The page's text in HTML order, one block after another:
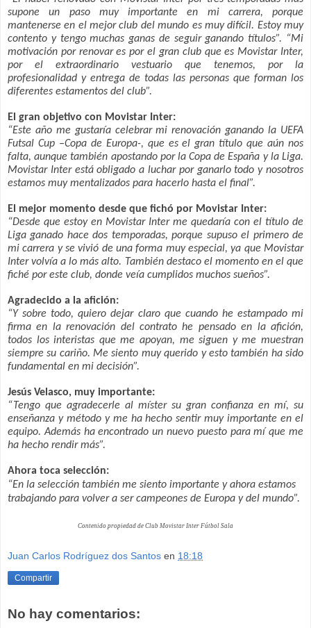
supone un paso muy importante en mi carrera, porque
mantenerse en el mejor club del mundo es muy difícil. Estoy muy
contento y tengo muchas ganas de seguir ganando títulos”. “Mi
motivación por renovar es por el gran club que es Movistar Inter,
por el extraordinario vestuario que tenemos, por la
profesionalidad y entrega de todas las personas que forman los
diferentes estamentos del club”.
El gran objetivo con Movistar Inter:
“Este año me gustaría celebrar mi renovación ganando la UEFA
Futsal Cup –Copa de Europa-, que es el gran título que aún nos
falta, aunque también apostando por la Copa de España y la Liga.
Movistar Inter está obligado a luchar por ganarlo todo y nosotros
estamos muy mentalizados para hacerlo hasta el final”.
El mejor momento desde que fichó por Movistar Inter:
“Desde que estoy en Movistar Inter me quedaría con el título de
Liga ganado hace dos temporadas, porque supuso el primero de
mi carrera y se vivió de una forma muy especial, ya que Movistar
Inter volvía a lo más alto. También destaco el momento en el que
fiché por este club, donde veía cumplidos muchos sueños”.
Agradecido a la afición:
“Y sobre todo, quiero dejar claro que cuando he estampado mi
firma en la renovación del contrato he pensado en la afición,
todos los interistas que me apoyan, me siguen y me muestran
siempre su cariño. Me siento muy querido y esto también ha sido
fundamental en mi decisión”.
Jesús Velasco, muy importante:
“Tengo que agradecerle al míster su gran confianza en mí, su
enseñanza y método y me ha hecho sentir muy importante en el
equipo. Además ha encontrado un nuevo puesto para mí que me
ha hecho rendir más”.
Ahora toca selección:
“En la selección también me siento importante y ahora estamos
trabajando para volver a ser campeones de Europa y del mundo”.
Contenido propiedad de Club Movistar Inter Fútbol Sala
Juan Carlos Rodríguez dos Santos en 18:18
Compartir
No hay comentarios: